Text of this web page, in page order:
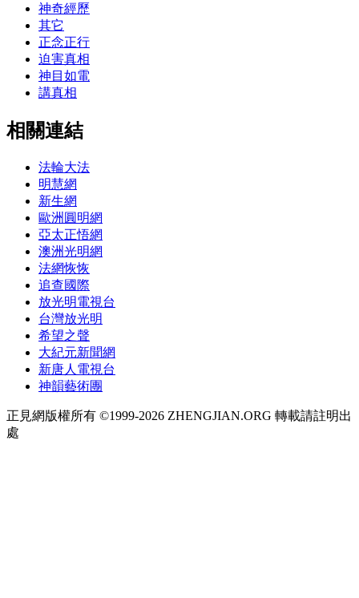
神奇經歷
其它
正念正行
迫害真相
神目如電
講真相
相關連結
法輪大法
明慧網
新生網
歐洲圓明網
亞太正悟網
澳洲光明網
法網恢恢
追查國際
放光明電視台
台灣放光明
希望之聲
大紀元新聞網
新唐人電視台
神韻藝術團
正見網版權所有 ©1999-2026 ZHENGJIAN.ORG 轉載請註明出
處